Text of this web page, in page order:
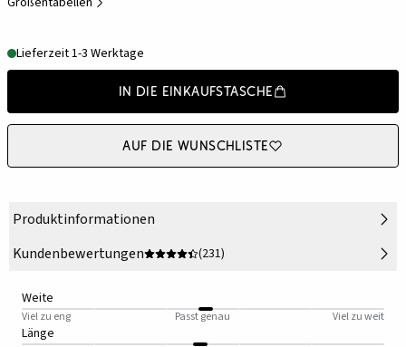
Lieferzeit 1-3 Werktage
In die Einkaufstasche
Auf die Wunschliste
Produktinformationen
Kundenbewertungen
(231)
Weite
Viel zu eng Passt genau Viel zu weit
Länge